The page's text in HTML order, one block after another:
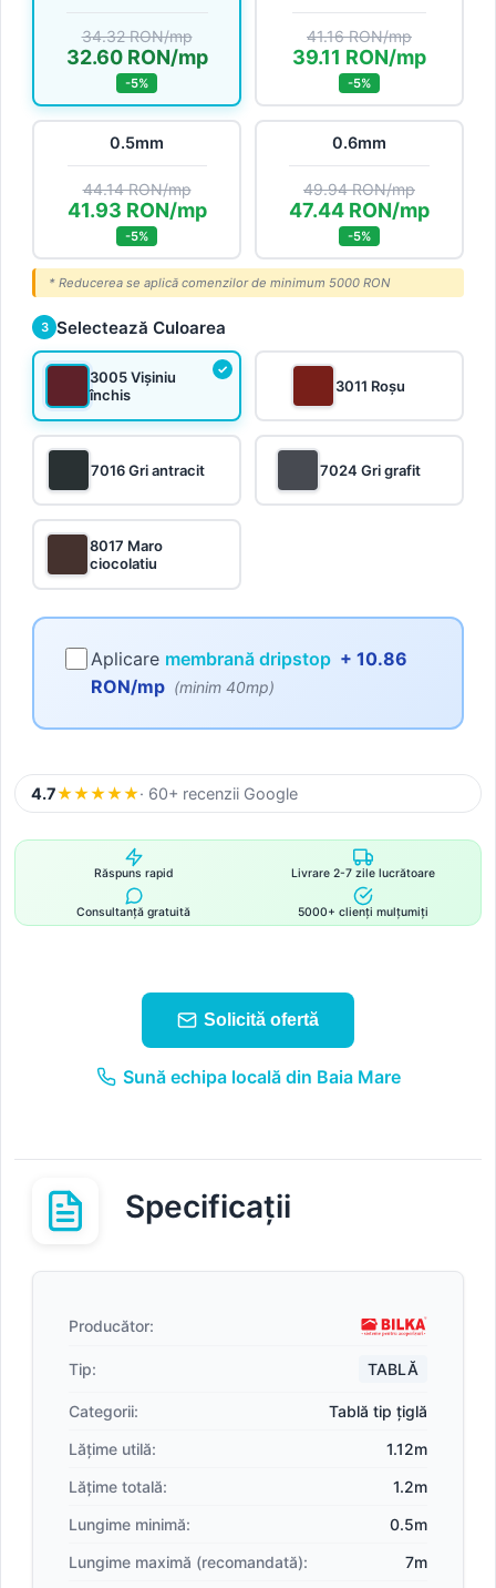
34.32 RON/mp
32.60 RON/mp
-5%
41.16 RON/mp
39.11 RON/mp
-5%
0.5mm
44.14 RON/mp
41.93 RON/mp
-5%
0.6mm
49.94 RON/mp
47.44 RON/mp
-5%
* Reducerea se aplică comenzilor de minimum 5000 RON
3 Selectează Culoarea
3005 Vișiniu
închis
3011 Roșu
7016 Gri antracit 7024 Gri grafit
8017 Maro
ciocolatiu
Aplicare membrană dripstop + 10.86
RON/mp (minim 40mp)
4.7★★★★★· 60+ recenzii Google
Răspuns rapid Livrare 2-7 zile lucrătoare
Consultanță gratuită 5000+ clienți mulțumiți
Solicită ofertă
Sună echipa locală din Baia Mare
Specificații
Producător:
Tip: TABLĂ
Categorii:
Tablă tip țiglă
Lățime utilă:
1.12m
Lățime totală:
1.2m
Lungime minimă:
0.5m
Lungime maximă (recomandată):
7m